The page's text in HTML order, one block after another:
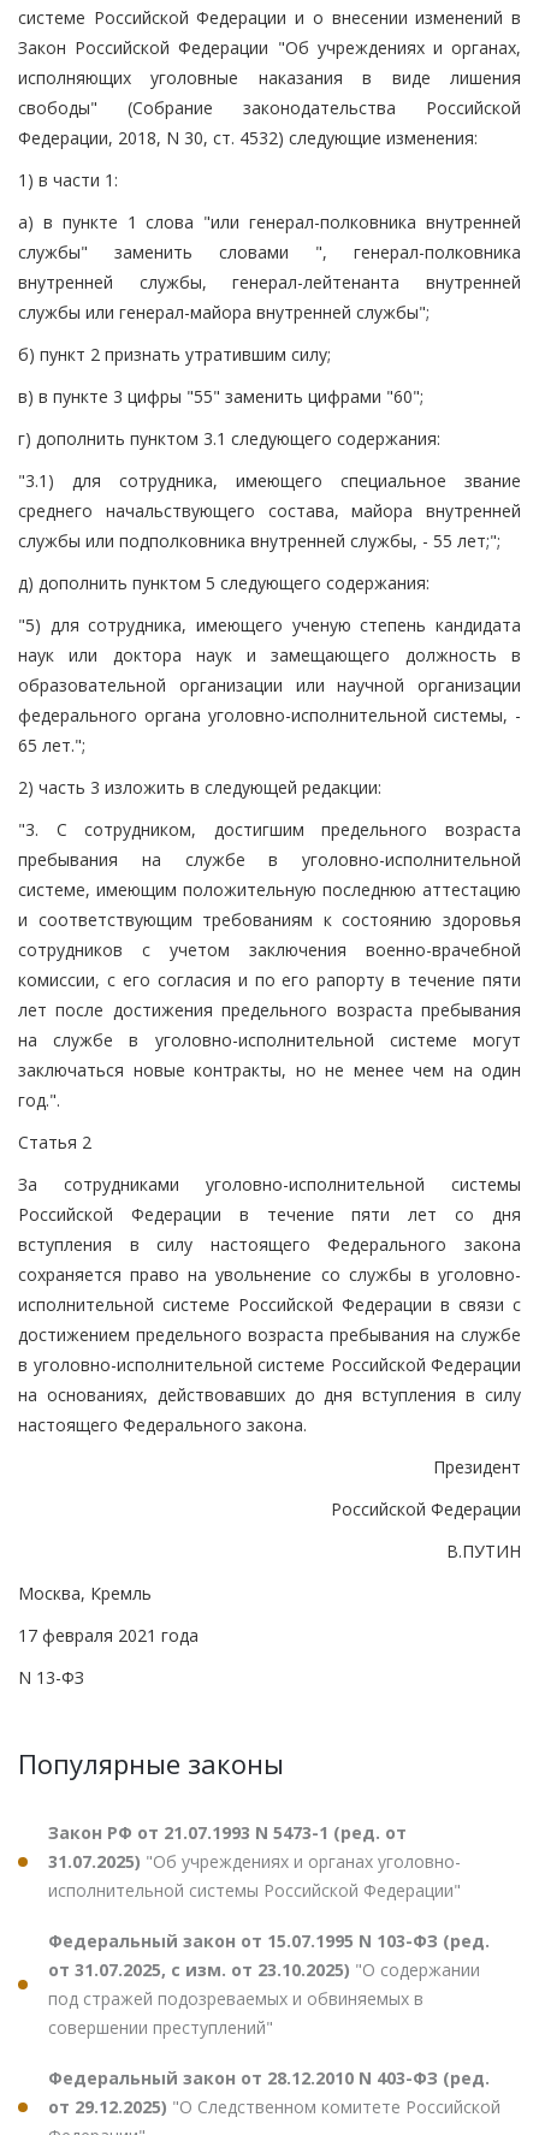
системе Российской Федерации и о внесении изменений в
Закон Российской Федерации "Об учреждениях и органах,
исполняющих уголовные наказания в виде лишения
свободы" (Собрание законодательства Российской
Федерации, 2018, N 30, ст. 4532) следующие изменения:
1) в части 1:
а) в пункте 1 слова "или генерал-полковника внутренней
службы" заменить словами ", генерал-полковника
внутренней службы, генерал-лейтенанта внутренней
службы или генерал-майора внутренней службы";
б) пункт 2 признать утратившим силу;
в) в пункте 3 цифры "55" заменить цифрами "60";
г) дополнить пунктом 3.1 следующего содержания:
"3.1) для сотрудника, имеющего специальное звание
среднего начальствующего состава, майора внутренней
службы или подполковника внутренней службы, - 55 лет;";
д) дополнить пунктом 5 следующего содержания:
"5) для сотрудника, имеющего ученую степень кандидата
наук или доктора наук и замещающего должность в
образовательной организации или научной организации
федерального органа уголовно-исполнительной системы, -
65 лет.";
2) часть 3 изложить в следующей редакции:
"3. С сотрудником, достигшим предельного возраста
пребывания на службе в уголовно-исполнительной
системе, имеющим положительную последнюю аттестацию
и соответствующим требованиям к состоянию здоровья
сотрудников с учетом заключения военно-врачебной
комиссии, с его согласия и по его рапорту в течение пяти
лет после достижения предельного возраста пребывания
на службе в уголовно-исполнительной системе могут
заключаться новые контракты, но не менее чем на один
год.".
Статья 2
За сотрудниками уголовно-исполнительной системы
Российской Федерации в течение пяти лет со дня
вступления в силу настоящего Федерального закона
сохраняется право на увольнение со службы в уголовно-
исполнительной системе Российской Федерации в связи с
достижением предельного возраста пребывания на службе
в уголовно-исполнительной системе Российской Федерации
на основаниях, действовавших до дня вступления в силу
настоящего Федерального закона.
Президент
Российской Федерации
В.ПУТИН
Москва, Кремль
17 февраля 2021 года
N 13-ФЗ
Популярные законы
Закон РФ от 21.07.1993 N 5473-1 (ред. от
31.07.2025) "Об учреждениях и органах уголовно-
исполнительной системы Российской Федерации"
Федеральный закон от 15.07.1995 N 103-ФЗ (ред.
от 31.07.2025, с изм. от 23.10.2025) "О содержании
под стражей подозреваемых и обвиняемых в
совершении преступлений"
Федеральный закон от 28.12.2010 N 403-ФЗ (ред.
от 29.12.2025) "О Следственном комитете Российской